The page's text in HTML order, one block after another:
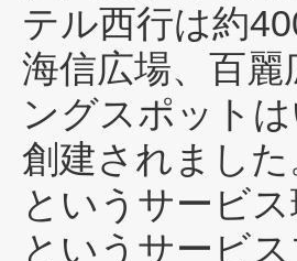
テル西行は約
海信広場、百
ングスポット
創建されまし
というサービ
というサービ